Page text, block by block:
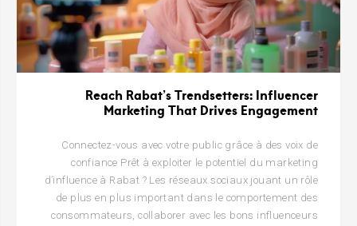
Reach Rabat’s Trendsetters: Influencer
Marketing That Drives Engagement
Connectez-vous avec votre public grâce à des voix de
confiance Prêt à exploiter le potentiel du marketing
d’influence à Rabat ? Les réseaux sociaux jouant un rôle
de plus en plus important dans le comportement des
consommateurs, collaborer avec les bons influenceurs